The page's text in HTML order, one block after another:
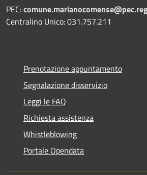
PEC:
Centralino Unico: 031.757.211
Prenotazione appuntamento
Segnalazione disservizio
Leggi le FAQ
Richiesta assistenza
Whistleblowing
Portale Opendata